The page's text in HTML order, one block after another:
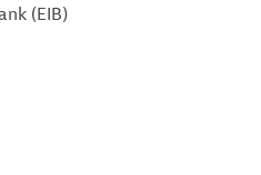
(EIB)